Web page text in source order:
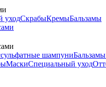
уходСкрабыКремыБальзамы
шампуни
МаскиСпециальный уход